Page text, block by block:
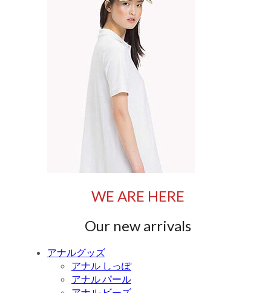
WE ARE HERE
Our new arrivals
アナルグッズ
アナル しっぽ
アナル パール